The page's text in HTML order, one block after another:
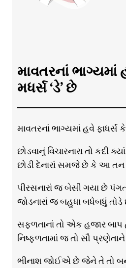
માવતરનાં ભાગ્યમાં
મધર્સ ‘ડે’ છે
માવતરનાં ભાગ્યમાં હવે ફાધર્સ કે
છોડવાનું વિચારનારા તો કદી
છોડી દેનારાં સમજે છે કે આ
પીરસનારાં જ બેસી ગયા છે
જોડનારાં જ બહુધા બધેબધું તોડે
સફળતાનાં તો એક હજાર બાપ
નિષ્ફળતામાં જ તો સૌ
ભીનાશ જોઈએ છે જેને તે તો